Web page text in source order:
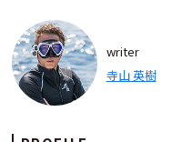
writer
寺山 英樹